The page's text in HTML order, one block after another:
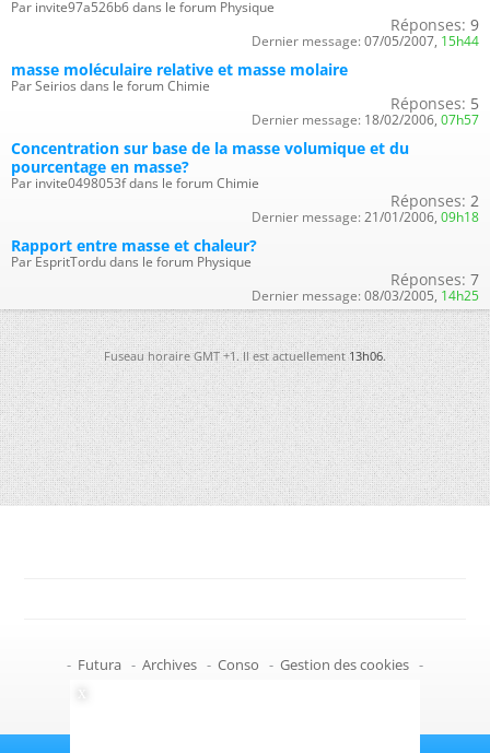
Par invite97a526b6 dans le forum Physique
Réponses: 9
Dernier message: 07/05/2007, 15h44
masse moléculaire relative et masse molaire
Par Seirios dans le forum Chimie
Réponses: 5
Dernier message: 18/02/2006, 07h57
Concentration sur base de la masse volumique et du
pourcentage en masse?
Par invite0498053f dans le forum Chimie
Réponses: 2
Dernier message: 21/01/2006, 09h18
Rapport entre masse et chaleur?
Par EspritTordu dans le forum Physique
Réponses: 7
Dernier message: 08/03/2005, 14h25
Fuseau horaire GMT +1. Il est actuellement13h06.
- Futura - Archives - Conso - Gestion des cookies -